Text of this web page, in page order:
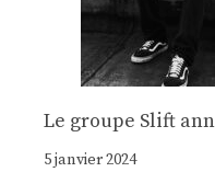
Le groupe Slift
5 janvier 2024